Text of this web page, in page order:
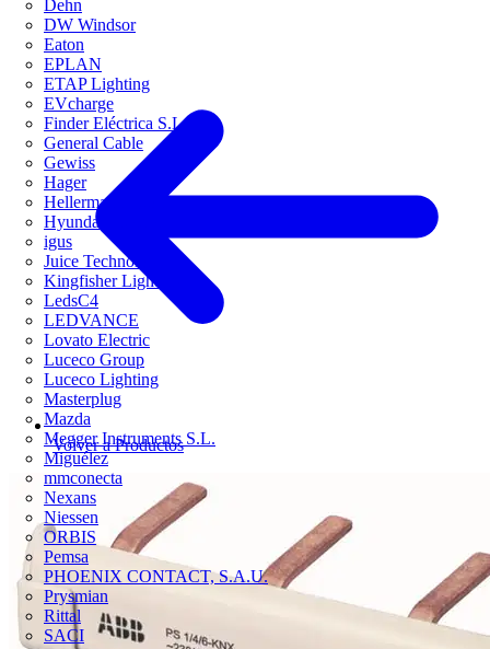
Dehn
DW Windsor
Eaton
EPLAN
ETAP Lighting
EVcharge
Finder Eléctrica S.L.U
General Cable
Gewiss
Hager
HellermannTyton
Hyundai Electric
igus
Juice Technology
Kingfisher Lighting
LedsC4
LEDVANCE
Lovato Electric
Luceco Group
Luceco Lighting
Masterplug
Mazda
Megger Instruments S.L.
Miguélez
mmconecta
Nexans
Niessen
ORBIS
Pemsa
PHOENIX CONTACT, S.A.U.
Prysmian
Rittal
SACI
Volver a Productos